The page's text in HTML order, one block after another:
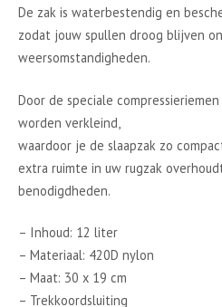
De zak is waterbestendig en
zodat jouw spullen droog blijven
weersomstandigheden.
Door de speciale
worden verkleind,
waardoor je de slaapzak zo
extra ruimte in uw rugzak
benodigdheden.
– Inhoud: 12 liter
– Materiaal: 420D nylon
– Maat: 30 x 19 cm
– Trekkoordsluiting